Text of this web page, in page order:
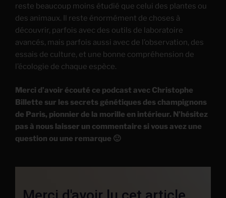
reste beaucoup moins étudié que celui des plantes ou
des animaux. Il reste énormément de choses à
découvrir, parfois avec des outils de laboratoire
avancés, mais parfois aussi avec de l’observation, des
essais de culture, et une bonne compréhension de
l’écologie de chaque espèce.
Merci d’avoir écouté ce podcast avec Christophe
Billette sur les secrets génétiques des champignons
de Paris, pionnier de la morille en intérieur. N’hésitez
pas à nous laisser un commentaire si vous avez une
question ou une remarque 🙂